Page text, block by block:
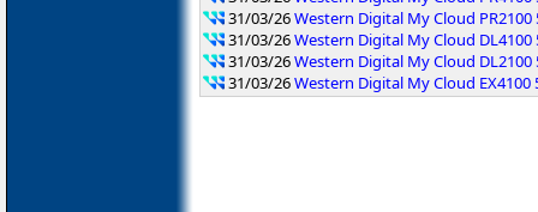
31/03/26Western Digital My Cloud PR2100
31/03/26Western Digital My Cloud DL4100
31/03/26Western Digital My Cloud DL2100
31/03/26Western Digital My Cloud EX4100